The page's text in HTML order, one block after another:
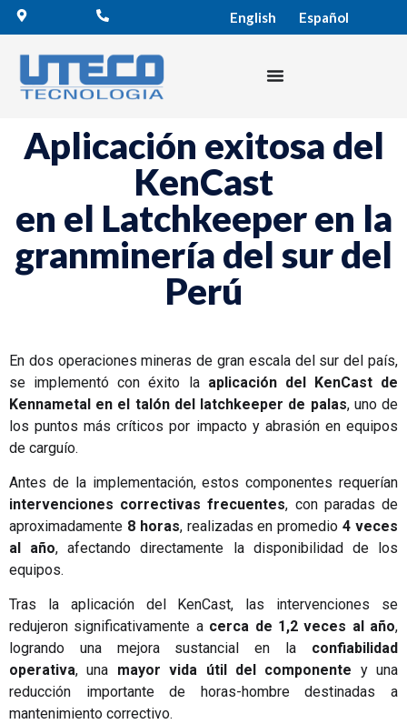
English Español
Aplicación exitosa del
KenCast
en el Latchkeeper en la
granminería del sur del
Perú
En dos operaciones mineras de gran escala del sur del país,
se implementó con éxito la aplicación del KenCast de
Kennametal en el talón del latchkeeper de palas, uno de
los puntos más críticos por impacto y abrasión en equipos
de carguío.
Antes de la implementación, estos componentes requerían
intervenciones correctivas frecuentes, con paradas de
aproximadamente 8 horas, realizadas en promedio4 veces
al año, afectando directamente la disponibilidad de los
equipos.
Tras la aplicación del KenCast, las intervenciones se
redujeron significativamente a cerca de 1,2 veces al año,
logrando una mejora sustancial en la confiabilidad
operativa, una mayor vida útil del componente y una
reducción importante de horas-hombre destinadas a
mantenimiento correctivo.